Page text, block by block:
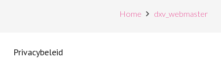
Home dxv_webmaster
Privacybeleid